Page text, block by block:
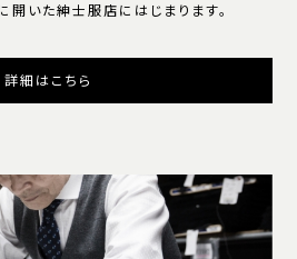
いた紳士服店にはじまります。
詳細はこちら